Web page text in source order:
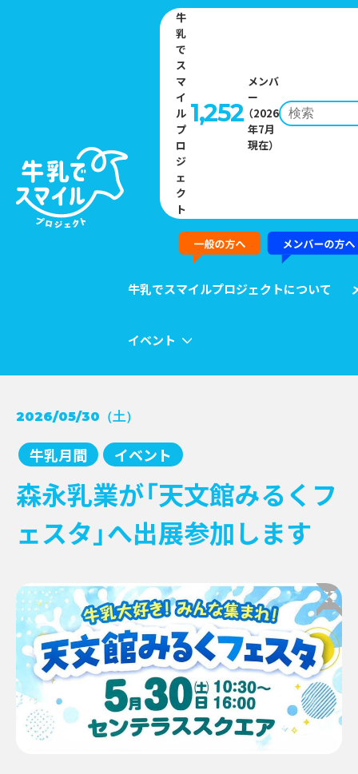
牛
乳
で
ス
マ
イ
ル
プ
ロ
ジ
ェ
ク
ト
1,252
メンバ
ー
（2026
年7月
現在）
牛乳でスマイルプロジェクトについて
NEWS
コンクール受賞レシピ
お知らせ
新商品 →
イベント
EVENTキャンペーン →
森永乳業が「天文館みるくフェスタ」へ出展
EVENT
イベント
2026/05/30（土）
牛乳月間 イベント
森永乳業が「天文館みるくフ
ェスタ」へ出展参加します